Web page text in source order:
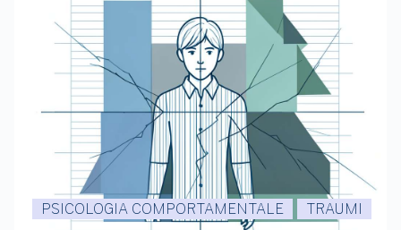
PSICOLOGIA COMPORTAMENTALE TRAUMI